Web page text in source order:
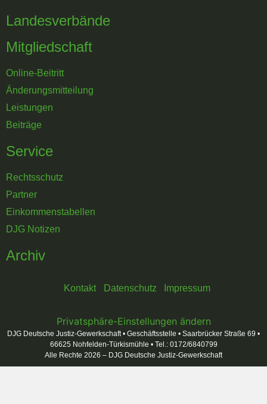
Landesverbände
Mitgliedschaft
Online-Beitritt
Änderungsmitteilung
Leistungen
Beiträge
Service
Rechtsschutz
Partner
Einkommenstabellen
DJG Notizen
Archiv
Kontakt Datenschutz Impressum
Privatsphäre-Einstellungen ändern
DJG Deutsche Justiz-Gewerkschaft • Geschäftsstelle • Saarbrücker Straße 69 •
66625 Nohfelden-Türkismühle • Tel.: 0172/6840799
Alle Rechte 2026 – DJG Deutsche Justiz-Gewerkschaft